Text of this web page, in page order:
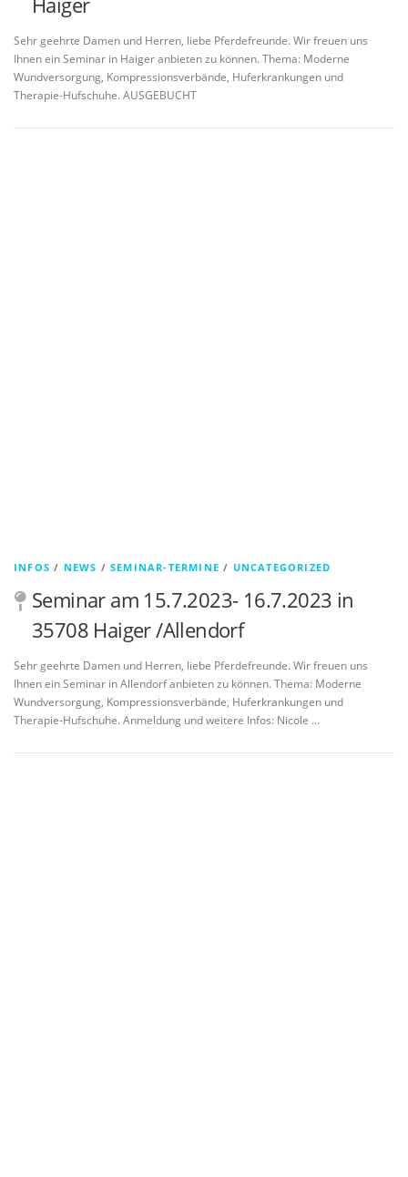
Sehr geehrte Damen und Herren, liebe Pferdefreunde. Wir freuen uns
Ihnen ein Seminar in Haiger anbieten zu können. Thema: Moderne
Wundversorgung, Kompressionsverbände, Huferkrankungen und
Therapie-Hufschuhe. AUSGEBUCHT
INFOS / NEWS /SEMINAR-TERMINE / UNCATEGORIZED
Seminar am 15.7.2023- 16.7.2023 in
35708 Haiger /Allendorf
Sehr geehrte Damen und Herren, liebe Pferdefreunde. Wir freuen uns
Ihnen ein Seminar in Allendorf anbieten zu können. Thema: Moderne
Wundversorgung, Kompressionsverbände, Huferkrankungen und
Therapie-Hufschuhe. Anmeldung und weitere Infos: Nicole …